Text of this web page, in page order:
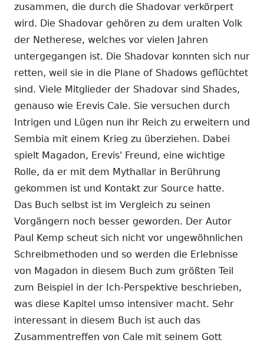
zusammen, die durch die Shadovar verkörpert
wird. Die Shadovar gehören zu dem uralten Volk
der Netherese, welches vor vielen Jahren
untergegangen ist. Die Shadovar konnten sich nur
retten, weil sie in die Plane of Shadows geflüchtet
sind. Viele Mitglieder der Shadovar sind Shades,
genauso wie Erevis Cale. Sie versuchen durch
Intrigen und Lügen nun ihr Reich zu erweitern und
Sembia mit einem Krieg zu überziehen. Dabei
spielt Magadon, Erevis' Freund, eine wichtige
Rolle, da er mit dem Mythallar in Berührung
gekommen ist und Kontakt zur Source hatte.
Das Buch selbst ist im Vergleich zu seinen
Vorgängern noch besser geworden. Der Autor
Paul Kemp scheut sich nicht vor ungewöhnlichen
Schreibmethoden und so werden die Erlebnisse
von Magadon in diesem Buch zum größten Teil
zum Beispiel in der Ich-Perspektive beschrieben,
was diese Kapitel umso intensiver macht. Sehr
interessant in diesem Buch ist auch das
Zusammentreffen von Cale mit seinem Gott